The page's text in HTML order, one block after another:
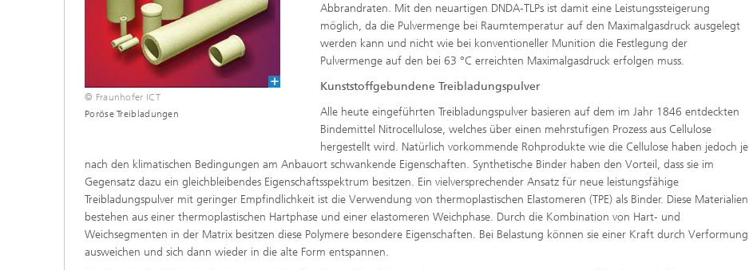
© Fraunhofer ICT
Poröse Treibladungen
Abbrandraten. Mit den neuartigen DNDA-TLPs ist damit eine Leistungssteigerung
möglich, da die Pulvermenge bei Raumtemperatur auf den Maximalgasdruck ausgelegt
werden kann und nicht wie bei konventioneller Munition die Festlegung der
Pulvermenge auf den bei 63 °C erreichten Maximalgasdruck erfolgen muss.
Kunststoffgebundene Treibladungspulver
Alle heute eingeführten Treibladungspulver basieren auf dem im Jahr 1846 entdeckten
Bindemittel Nitrocellulose, welches über einen mehrstufigen Prozess aus Cellulose
hergestellt wird. Natürlich vorkommende Rohprodukte wie die Cellulose haben jedoch je
nach den klimatischen Bedingungen am Anbauort schwankende Eigenschaften. Synthetische Binder haben den Vorteil, dass sie im
Gegensatz dazu ein gleichbleibendes Eigenschaftsspektrum besitzen. Ein vielversprechender Ansatz für neue leistungsfähige
Treibladungspulver mit geringer Empfindlichkeit ist die Verwendung von thermoplastischen Elastomeren (TPE) als Binder. Diese Materialien
bestehen aus einer thermoplastischen Hartphase und einer elastomeren Weichphase. Durch die Kombination von Hart- und
Weichsegmenten in der Matrix besitzen diese Polymere besondere Eigenschaften. Bei Belastung können sie einer Kraft durch Verformung
ausweichen und sich dann wieder in die alte Form entspannen.